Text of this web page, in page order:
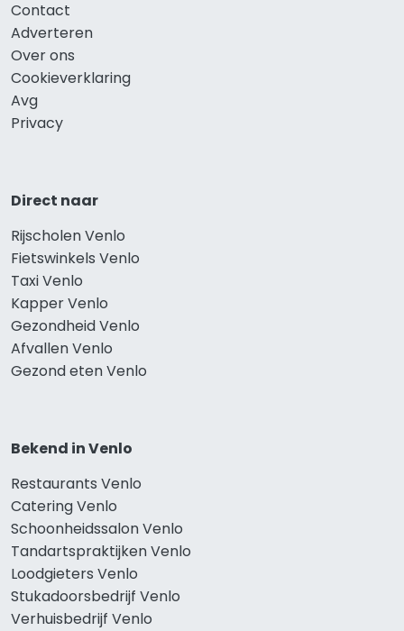
Contact
Adverteren
Over ons
Cookieverklaring
Avg
Privacy
Direct naar
Rijscholen Venlo
Fietswinkels Venlo
Taxi Venlo
Kapper Venlo
Gezondheid Venlo
Afvallen Venlo
Gezond eten Venlo
Bekend in Venlo
Restaurants Venlo
Catering Venlo
Schoonheidssalon Venlo
Tandartspraktijken Venlo
Loodgieters Venlo
Stukadoorsbedrijf Venlo
Verhuisbedrijf Venlo